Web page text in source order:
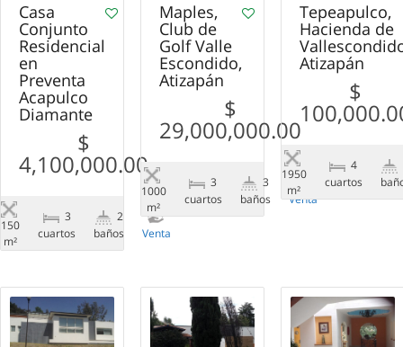
Casa
Conjunto
Residencial
en
Preventa
Acapulco
Diamante
$
4,100,000.00
150
m²
3
сuartos
2
baños
Venta
Maples,
Club de
Golf Valle
Escondido,
Atizapán
$
29,000,000.00
1000
m²
3
сuartos
3
baños
Venta
Tepeapulco,
Hacienda de
Atizapán
$
1950
m²
4
сuartos